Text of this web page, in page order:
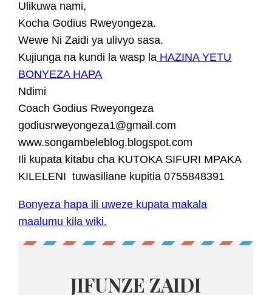
Ulikuwa nami,
Kocha Godius Rweyongeza.
Wewe Ni Zaidi ya ulivyo sasa.
Kujiunga na kundi la wasp la HAZINA YETU
BONYEZA HAPA
Ndimi
Coach Godius Rweyongeza
godiusrweyongeza1@gmail.com
www.songambeleblog.blogspot.com
Ili kupata kitabu cha KUTOKA SIFURI MPAKA
KILELENI tuwasiliane kupitia 0755848391
Bonyeza hapa ili uweze kupata makala
maalumu kila wiki.